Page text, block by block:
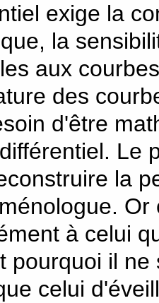
exige la
la
aux
des
d'être
Le
la
à celui
pourquoi il
celui